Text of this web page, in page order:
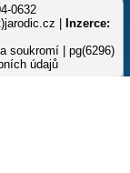
0632
|
Inzerce:
soukromí | pg(6296)
údajů